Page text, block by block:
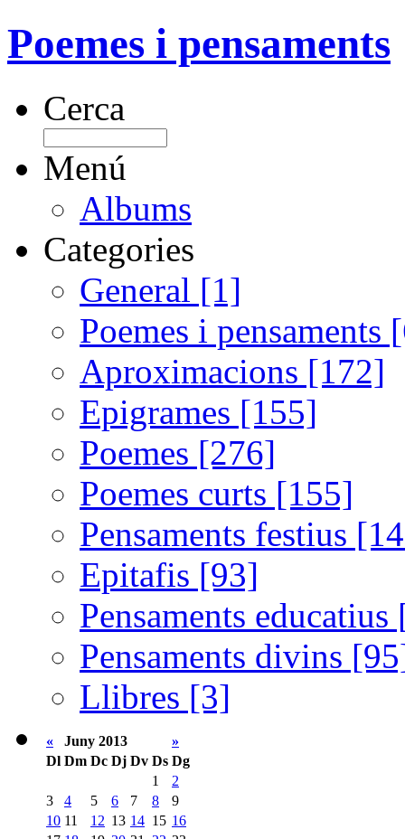
Poemes i pensaments
Cerca
Menú
Albums
Categories
General [1]
Poemes i pensaments
Aproximacions [172]
Epigrames [155]
Poemes [276]
Poemes curts [155]
Pensaments festius
Epitafis [93]
Pensaments
Pensaments divins
Llibres [3]
« Juny 2013
»
Dl Dm Dc Dj Dv Ds Dg
1
2
3
4 5 6 7 8
9
10 11 12 13 14 15 16